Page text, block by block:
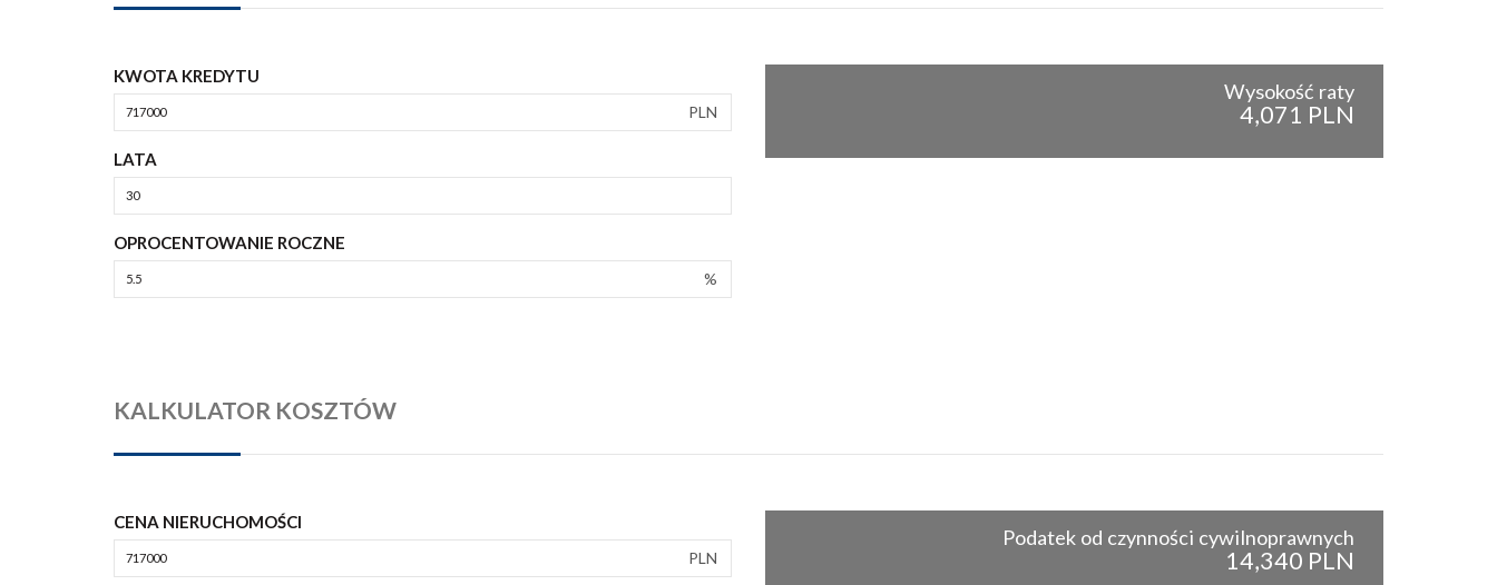
KWOTA KREDYTU
PLN
LATA
OPROCENTOWANIE ROCZNE
%
Wysokość raty
4,071 PLN
KALKULATOR KOSZTÓW
CENA NIERUCHOMOŚCI
PLN
Podatek od czynności cywilnoprawnych
14,340 PLN